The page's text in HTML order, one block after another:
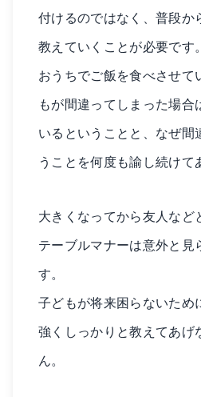
付けるのではなく、普段か
教えていくことが必要です。
おうちでご飯を食べさせて
もが間違ってしまった場合
いるということと、なぜ間
うことを何度も諭し続けて
大きくなってから友人など
テーブルマナーは意外と見
す。
子どもが将来困らないため
強くしっかりと教えてあげ
ん。